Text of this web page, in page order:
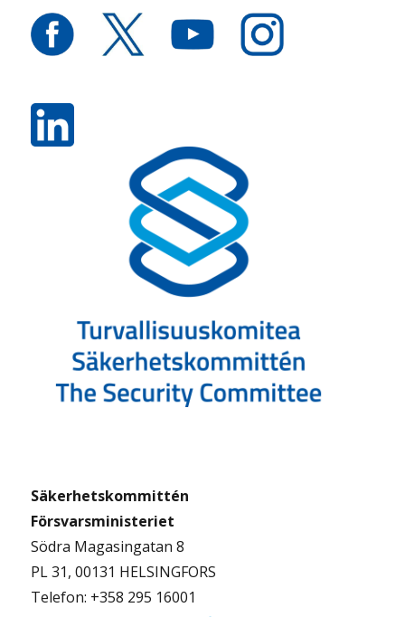
Säkerhetskommittén
Försvarsministeriet
Södra Magasingatan 8
PL 31, 00131 HELSINGFORS
Telefon: +358 295 16001